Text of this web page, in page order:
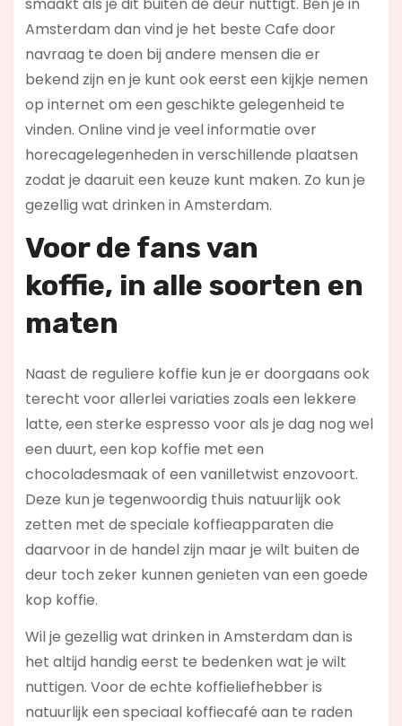
Amsterdam dan vind je het beste Cafe door
navraag te doen bij andere mensen die er
bekend zijn en je kunt ook eerst een kijkje nemen
op internet om een geschikte gelegenheid te
vinden. Online vind je veel informatie over
horecagelegenheden in verschillende plaatsen
zodat je daaruit een keuze kunt maken. Zo kun je
gezellig wat drinken in Amsterdam.
Voor de fans van
koffie, in alle soorten en
maten
Naast de reguliere koffie kun je er doorgaans ook
terecht voor allerlei variaties zoals een lekkere
latte, een sterke espresso voor als je dag nog wel
een duurt, een kop koffie met een
chocoladesmaak of een vanilletwist enzovoort.
Deze kun je tegenwoordig thuis natuurlijk ook
zetten met de speciale koffieapparaten die
daarvoor in de handel zijn maar je wilt buiten de
deur toch zeker kunnen genieten van een goede
kop koffie.
Wil je gezellig wat drinken in Amsterdam dan is
het altijd handig eerst te bedenken wat je wilt
nuttigen. Voor de echte koffieliefhebber is
natuurlijk een speciaal koffiecafé aan te raden